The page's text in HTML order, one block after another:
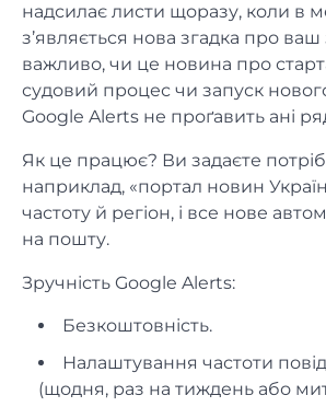
надсилає листи щоразу, коли в
з’являється нова згадка про
важливо, чи це новина про
судовий процес чи запуск
Google Alerts не проґавить ані
Як це працює? Ви задаєте
наприклад, «портал новин
частоту й регіон, і все нове
на пошту.
Зручність Google Alerts:
Безкоштовність.
Налаштування частоти
(щодня, раз на тиждень або